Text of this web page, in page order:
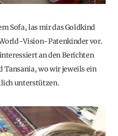
Sofa, las mir das Goldkind
Vision-Patenkinder vor.
an den Berichten
Tansania, wo wir jeweils ein
unterstützen.